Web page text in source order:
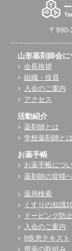
〒
山形薬剤師会に
会長挨拶
組織・役員
入会のご案内
アクセス
活動紹介
薬剤師とは
学校薬剤師とは
お薬手帳
お薬手帳につ
薬剤師の皆様
薬局検索
くすりの知識
ドーピング防止
入会のご案内
8疾患テキスト
県薬の取組み